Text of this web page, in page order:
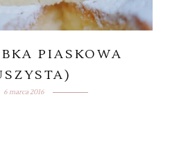
PIASKOWA
6 marca 2016